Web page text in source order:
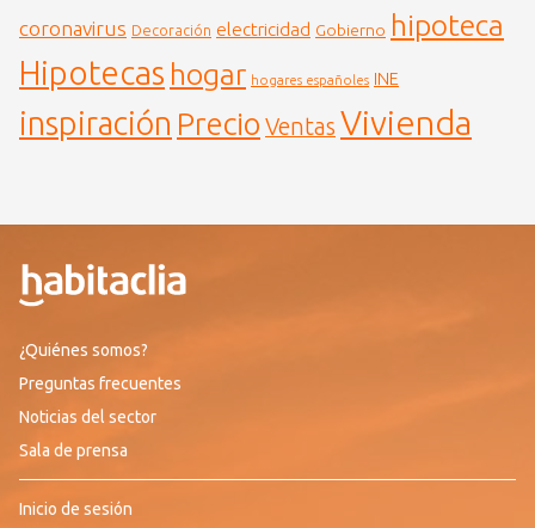
coronavirus Decoración electricidad Gobierno hipoteca
Hipotecas hogar hogares españoles INE
inspiración Precio Ventas Vivienda
¿Quiénes somos?
Preguntas frecuentes
Noticias del sector
Sala de prensa
Inicio de sesión